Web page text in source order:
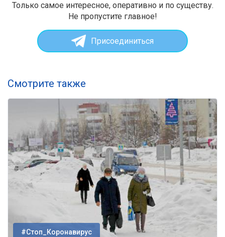
Только самое интересное, оперативно и по существу.
Не пропустите главное!
Присоединиться
Смотрите также
#Стоп_Коронавирус